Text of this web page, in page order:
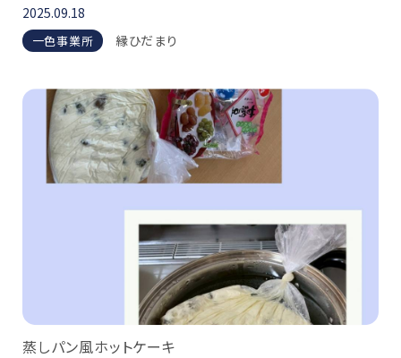
2025.09.18
一色事業所 縁ひだまり
蒸しパン風ホットケーキ